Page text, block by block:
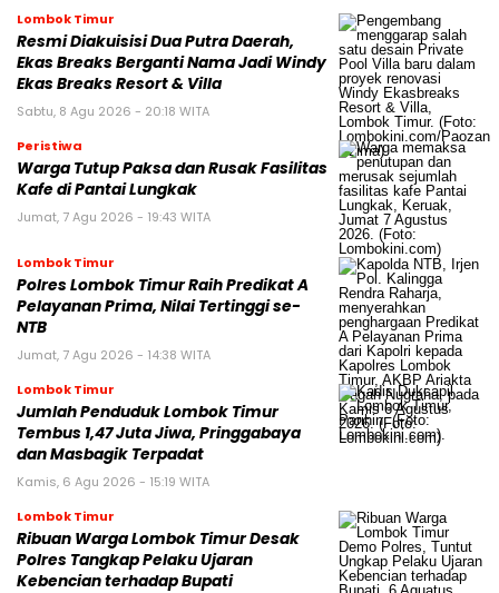
Lombok Timur
Resmi Diakuisisi Dua Putra Daerah,
Ekas Breaks Berganti Nama Jadi Windy
Ekas Breaks Resort & Villa
Sabtu, 8 Agu 2026 - 20:18 WITA
Peristiwa
Warga Tutup Paksa dan Rusak Fasilitas
Kafe di Pantai Lungkak
Jumat, 7 Agu 2026 - 19:43 WITA
Lombok Timur
Polres Lombok Timur Raih Predikat A
Pelayanan Prima, Nilai Tertinggi se-
NTB
Jumat, 7 Agu 2026 - 14:38 WITA
Lombok Timur
Jumlah Penduduk Lombok Timur
Tembus 1,47 Juta Jiwa, Pringgabaya
dan Masbagik Terpadat
Kamis, 6 Agu 2026 - 15:19 WITA
Lombok Timur
Ribuan Warga Lombok Timur Desak
Polres Tangkap Pelaku Ujaran
Kebencian terhadap Bupati